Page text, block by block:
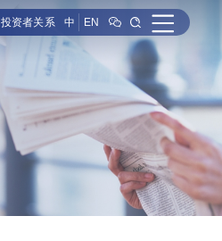
投资者关系 中 EN